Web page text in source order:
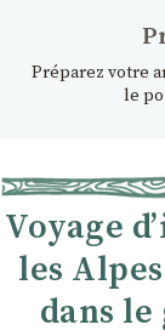
Préparez votre
le
Voyage
les
dans